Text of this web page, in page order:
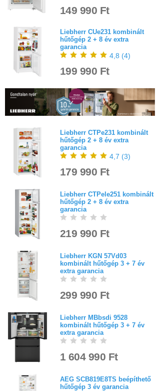
149 990 Ft
Liebherr CUe231 kombinált
hűtőgép 2 + 8 év extra
garancia
4,8 (4)
199 990 Ft
Liebherr CTPe231 kombinált
hűtőgép 2 + 8 év extra
garancia
4,7 (3)
179 990 Ft
Liebherr CTPele251 kombinált
hűtőgép 2 + 8 év extra
garancia
219 990 Ft
Liebherr KGN 57Vd03
kombinált hűtőgép 3 + 7 év
extra garancia
299 990 Ft
Liebherr MBbsdi 9528
kombinált hűtőgép 3 + 7 év
extra garancia
1 604 990 Ft
AEG SCB819E8TS beépíthető
hűtőgép 3 év garancia